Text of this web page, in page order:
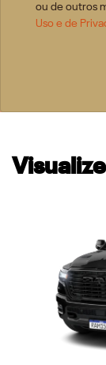
ou de outros
Uso e de